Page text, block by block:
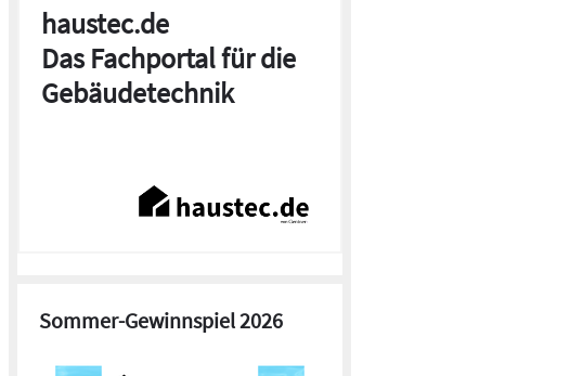
haustec.de
Das Fachportal für die
Gebäudetechnik
Sommer-Gewinnspiel 2026